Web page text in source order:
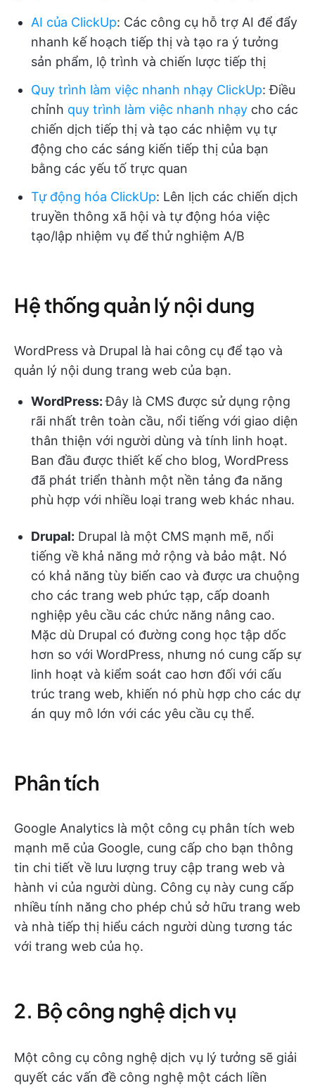
AI của ClickUp: Các công cụ hỗ trợ AI để đẩy
nhanh kế hoạch tiếp thị và tạo ra ý tưởng
sản phẩm, lộ trình và chiến lược tiếp thị
Quy trình làm việc nhanh nhạy ClickUp: Điều
chỉnh quy trình làm việc nhanh nhạy cho các
chiến dịch tiếp thị và tạo các nhiệm vụ tự
động cho các sáng kiến tiếp thị của bạn
bằng các yếu tố trực quan
Tự động hóa ClickUp: Lên lịch các chiến dịch
truyền thông xã hội và tự động hóa việc
tạo/lập nhiệm vụ để thử nghiệm A/B
Hệ thống quản lý nội dung
WordPress và Drupal là hai công cụ để tạo và
quản lý nội dung trang web của bạn.
WordPress:Đây là CMS được sử dụng rộng
rãi nhất trên toàn cầu, nổi tiếng với giao diện
thân thiện với người dùng và tính linh hoạt.
Ban đầu được thiết kế cho blog, WordPress
đã phát triển thành một nền tảng đa năng
phù hợp với nhiều loại trang web khác nhau.
Drupal: Drupal là một CMS mạnh mẽ, nổi
tiếng về khả năng mở rộng và bảo mật. Nó
có khả năng tùy biến cao và được ưa chuộng
cho các trang web phức tạp, cấp doanh
nghiệp yêu cầu các chức năng nâng cao.
Mặc dù Drupal có đường cong học tập dốc
hơn so với WordPress, nhưng nó cung cấp sự
linh hoạt và kiểm soát cao hơn đối với cấu
trúc trang web, khiến nó phù hợp cho các dự
án quy mô lớn với các yêu cầu cụ thể.
Phân tích
Google Analytics là một công cụ phân tích web
mạnh mẽ của Google, cung cấp cho bạn thông
tin chi tiết về lưu lượng truy cập trang web và
hành vi của người dùng. Công cụ này cung cấp
nhiều tính năng cho phép chủ sở hữu trang web
và nhà tiếp thị hiểu cách người dùng tương tác
với trang web của họ.
2. Bộ công nghệ dịch vụ
Một công cụ công nghệ dịch vụ lý tưởng sẽ giải
quyết các vấn đề công nghệ một cách liền